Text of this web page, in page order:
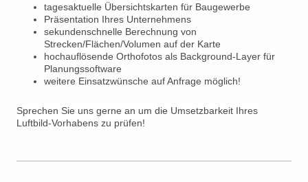
tagesaktuelle Übersichtskarten für Baugewerbe
Präsentation Ihres Unternehmens
sekundenschnelle Berechnung von
Strecken/Flächen/Volumen auf der Karte
hochauflösende Orthofotos als Background-Layer für
Planungssoftware
weitere Einsatzwünsche auf Anfrage möglich!
Sprechen Sie uns gerne an um die Umsetzbarkeit Ihres
Luftbild-Vorhabens zu prüfen!